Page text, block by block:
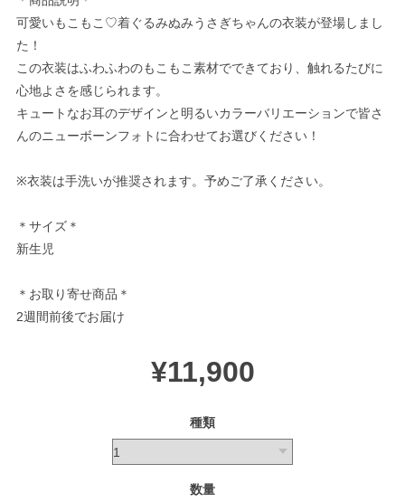
可愛いもこもこ♡着ぐるみぬみうさぎちゃんの衣装が登場しまし
た！
この衣装はふわふわのもこもこ素材でできており、触れるたびに
心地よさを感じられます。
キュートなお耳のデザインと明るいカラーバリエーションで皆さ
んのニューボーンフォトに合わせてお選びください！
※衣装は手洗いが推奨されます。予めご了承ください。
＊サイズ＊
新生児
＊お取り寄せ商品＊
2週間前後でお届け
¥11,900
種類
数量